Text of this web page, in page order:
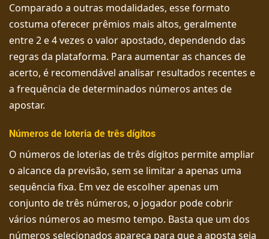
Comparado a outras modalidades, esse formato
costuma oferecer prêmios mais altos, geralmente
entre 2 e 4 vezes o valor apostado, dependendo das
regras da plataforma. Para aumentar as chances de
acerto, é recomendável analisar resultados recentes e
a frequência de determinados números antes de
apostar.
Números de loteria de três dígitos
O números de loterias de três dígitos permite ampliar
o alcance da previsão, sem se limitar a apenas uma
sequência fixa. Em vez de escolher apenas um
conjunto de três números, o jogador pode cobrir
vários números ao mesmo tempo. Basta que um dos
números selecionados apareça para que a aposta seja